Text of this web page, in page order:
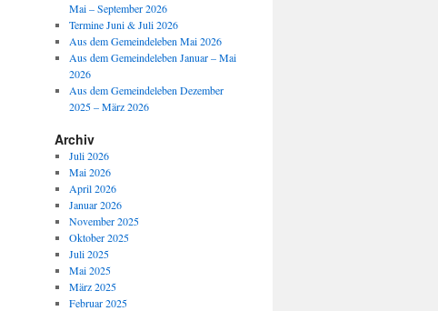
Mai – September 2026
Termine Juni & Juli 2026
Aus dem Gemeindeleben Mai 2026
Aus dem Gemeindeleben Januar – Mai
2026
Aus dem Gemeindeleben Dezember
2025 – März 2026
Archiv
Juli 2026
Mai 2026
April 2026
Januar 2026
November 2025
Oktober 2025
Juli 2025
Mai 2025
März 2025
Februar 2025